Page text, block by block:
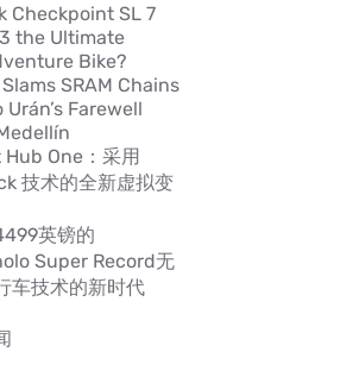
Checkpoint SL 7
the Ultimate
Bike?
SRAM Chains
Farewell
One：采用
技术的全新虚拟变
英镑的
Super Record无
车技术的新时代